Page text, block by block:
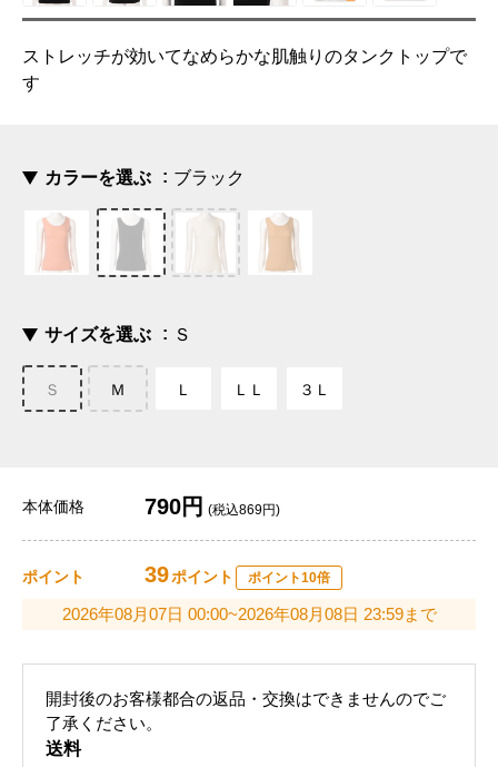
ストレッチが効いてなめらかな肌触りのタンクトップで
す
カラーを選ぶ ブラック
サイズを選ぶ Ｓ
Ｓ Ｍ Ｌ ＬＬ ３Ｌ
本体価格 790円 (税込869円)
ポイント 39ポイント ポイント10倍
2026年08月07日 00:00~2026年08月08日 23:59まで
開封後のお客様都合の返品・交換はできませんのでご
了承ください。
送料